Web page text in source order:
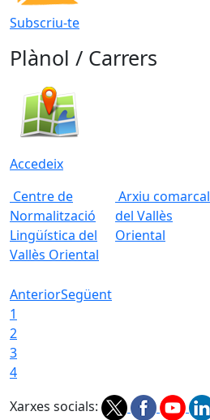
Subscriu-te
Plànol / Carrers
Accedeix
Centre de
Normalització
Lingüística del
Vallès Oriental
Arxiu comarcal
del Vallès
Oriental
AnteriorSegüent
1
2
3
4
Xarxes socials: